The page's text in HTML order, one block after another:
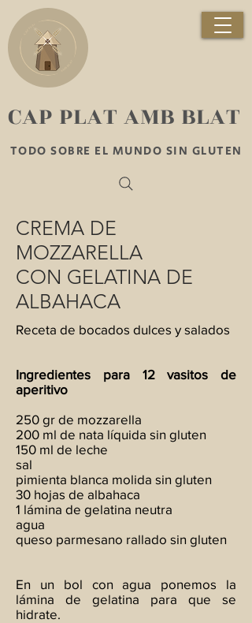
TODO SOBRE EL MUNDO SIN GLUTEN
​CAP PLAT AMB BLAT
CREMA DE
MOZZARELLA
CON GELATINA DE
ALBAHACA
Receta de bocados dulces y salados
Ingredientes para 12 vasitos de
aperitivo
250 gr de mozzarella
200 ml de nata líquida sin gluten
150 ml de leche
sal
pimienta blanca molida sin gluten
30 hojas de albahaca
1 lámina de gelatina neutra
agua
queso parmesano rallado sin gluten
En un bol con agua ponemos la
lámina de gelatina para que se
hidrate.